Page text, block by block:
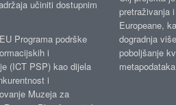
učiniti dostupnim
Programa podrške
i
(ICT PSP) kao dijela
i
Muzeja za
pretraživanja
Europeane,
dogradnja
poboljšanje